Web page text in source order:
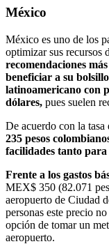
México
México es uno de los
optimizar sus recursos
recomendaciones
beneficiar a su
latinoamericano con
dólares, pues suelen
De acuerdo con la tasa
235 pesos
facilidades tanto
Frente a los gastos
MEX$ 350 (82.071
aeropuerto de Ciudad
personas este precio
opción de tomar un
aeropuerto.